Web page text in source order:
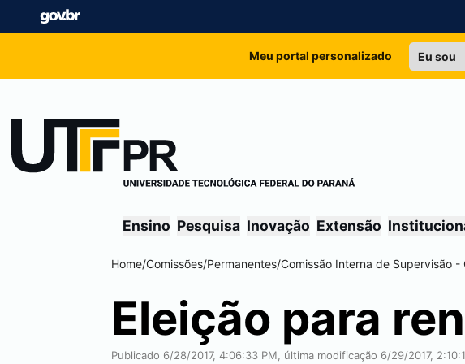
Meu portal personalizado
Ensino Pesquisa Inovação Extensão
Home/Comissões/Permanentes/Comissão Interna de Supervisão -
Eleição para
Publicado 6/28/2017, 4:06:33 PM, última modificação 6/29/2017,